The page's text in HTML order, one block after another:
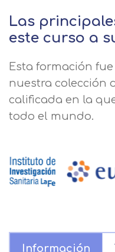
Las
este curso a
Esta formación
nuestra colección
calificada en la
todo el mundo.
Información